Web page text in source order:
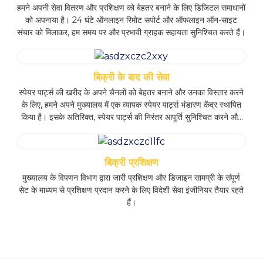
हमने अपनी सेवा वितरण और प्रशिक्षण को बेहतर बनाने के लिए डिजिटल समाधानों
को अपनाया है। 24 घंटे ऑनलाइन रिमोट सपोर्ट और ऑफलाइन ऑन-साइट
संचार को मिलाकर, हम समय पर और प्रभावी ग्राहक सहायता सुनिश्चित करते हैं।
बिक्री के बाद की सेवा
स्पेयर पार्ट्स की खरीद के अपने चैनलों को बेहतर बनाने और उनका विस्तार करने
के लिए, हमने अपने मुख्यालय में एक व्यापक स्पेयर पार्ट्स भंडारण केंद्र स्थापित
किया है। इसके अतिरिक्त, स्पेयर पार्ट्स की निरंतर आपूर्ति सुनिश्चित करने और
करने के लिए हमने विदेशों में कई केंद्रीय गोदाम स्थापित किए हैं। यह रणनीतिक
दृष्टिकोण निर्बाध सहायता की गारंटी देता है और असाधारण ग्राहक सेवा के प्रति
हमारी प्रतिबद्धता को मजबूत करता है।
बिक्री प्रशिक्षण
मुख्यालय के विपणन विभाग द्वारा जारी प्रशिक्षण और डिजाइन सामग्री के संपूर्ण
सेट के माध्यम से प्रशिक्षण प्रदान करने के लिए विदेशी सेवा इंजीनियर तैयार रहते
हैं।